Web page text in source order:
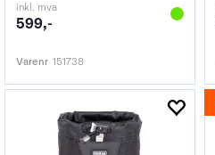
inkl. mva
599,-
Varenr 151738